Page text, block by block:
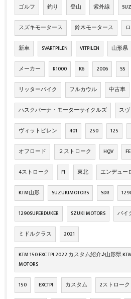
ゴルフ 釣り 登山 紫外線
スズキモータース 鈴木モータース
新車 SVARTPILEN VITPILEN 山形県
メーカー R1000 K6 2006 SS
リッターバイク フルカウル 中古車
ハスクバーナ・モーターサイクルズ ス
ヴィットピレン 401 250 125
オフロード ２ストローク HQV
4ストローク FI 東北 エンデュー
KTM山形 SUZUKIMOTORS SDR
1290SUPERDUKER SZUKI MOTORS バイ
ミドルクラス 2021
KTM 150 EXC TPI 2022 カスタム紹介♪山形県
MOTORS
150 EXCTPI カスタム 2ストローク